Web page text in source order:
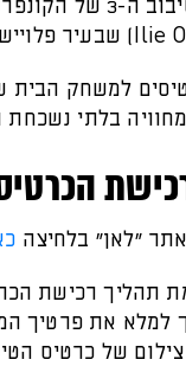
למשחק הבית
בלתי
"לאן" בלחיצה
תהליך רכישת
את פרטיך
צילום של כרטיס